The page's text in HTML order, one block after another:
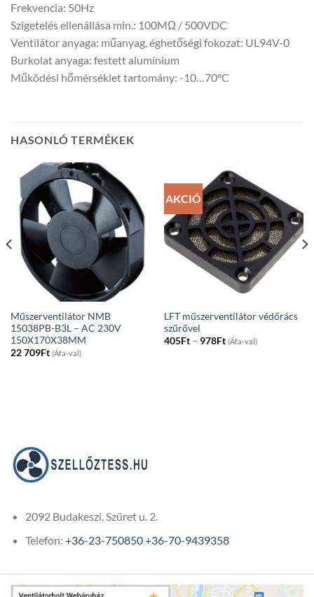
Frekvencia: 50Hz
Szigetelés ellenállása min.: 100MΩ / 500VDC
Ventilátor anyaga: műanyag, éghetőségi fokozat: UL94V-0
Burkolat anyaga: festett alumínium
Működési hőmérséklet tartomány: -10…70°C
HASONLÓ TERMÉKEK
Műszerventilátor NMB
15038PB-B3L – AC 230V
150X170X38MM
22 709Ft (Áfa-val)
AKCIÓ
LFT műszerventilátor védőrács
szűrővel
405Ft – 978FtPrice
range:
(Áfa-val)
2092 Budakeszi, Szüret u. 2.
Telefon: +36-23-750850+36-70-9439358